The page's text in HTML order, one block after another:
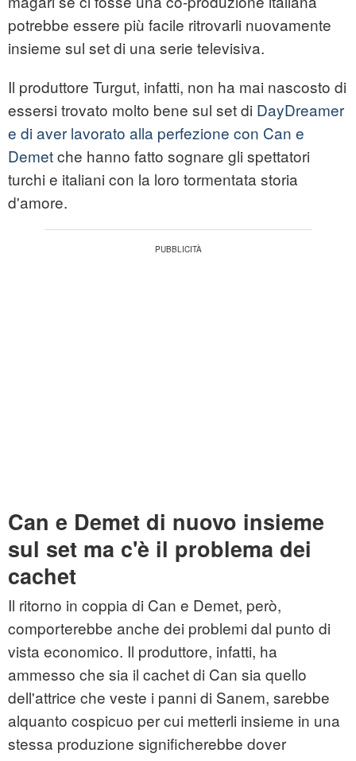
potrebbe essere più facile ritrovarli nuovamente
insieme sul set di una serie televisiva.
Il produttore Turgut, infatti, non ha mai nascosto di
essersi trovato molto bene sul set di DayDreamer
e di aver lavorato alla perfezione con Can e
Demetche hanno fatto sognare gli spettatori
turchi e italiani con la loro tormentata storia
d'amore.
Can e Demet di nuovo insieme
sul set ma c'è il problema dei
cachet
Il ritorno in coppia di Can e Demet, però,
comporterebbe anche dei problemi dal punto di
vista economico. Il produttore, infatti, ha
ammesso che sia il cachet di Can sia quello
dell'attrice che veste i panni di Sanem, sarebbe
alquanto cospicuo per cui metterli insieme in una
stessa produzione significherebbe dover